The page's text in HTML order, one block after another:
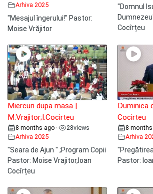
Arhiva 2025
"Mesajul îngerului!" Pastor:
Moise Vrăjitor
"Domnul
Cocîrțeu
Miercuri dupa masa |
M.Vrajitor;I.Cocirteu
8 months ago • 28views
Arhiva 2025
"Seara de Ajun " ;Program Copii
Pastor: Moise Vrajitor,Ioan
Cocîrțeu
Duminica
Cocirteu
8
Arhiva
Pastor: